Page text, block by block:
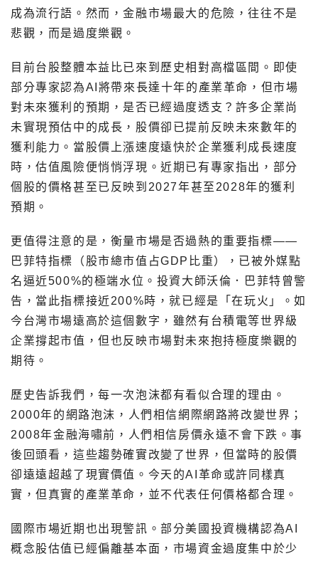
成為流行語。然而，金融市場最大的危險，往往不是
悲觀，而是過度樂觀。
目前台股整體本益比已來到歷史相對高檔區間。即使
部分專家認為AI將帶來長達十年的產業革命，但市場
對未來獲利的預期，是否已經過度透支？許多企業尚
未實現預估中的成長，股價卻已提前反映未來數年的
獲利能力。當股價上漲速度遠快於企業獲利成長速度
時，估值風險便悄悄浮現。近期已有專家指出，部分
個股的價格甚至已反映到2027年甚至2028年的獲利
預期。
更值得注意的是，衡量市場是否過熱的重要指標——
巴菲特指標（股市總市值占GDP比重），已被外媒點
名逼近500%的極端水位。投資大師沃倫．巴菲特曾警
告，當此指標接近200%時，就已經是「在玩火」。如
今台灣市場遠高於這個數字，雖然有台積電等世界級
企業撐起市值，但也反映市場對未來抱持極度樂觀的
期待。
歷史告訴我們，每一次泡沫都有看似合理的理由。
2000年的網路泡沫，人們相信網際網路將改變世界；
2008年金融海嘯前，人們相信房價永遠不會下跌。事
後回頭看，這些趨勢確實改變了世界，但當時的股價
卻遠遠超越了現實價值。今天的AI革命或許同樣真
實，但真實的產業革命，並不代表任何價格都合理。
國際市場近期也出現警訊。部分美國投資機構認為AI
概念股估值已經偏離基本面，市場資金過度集中於少